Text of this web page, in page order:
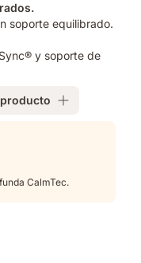
soporte equilibrado.
y soporte de
CalmTec.